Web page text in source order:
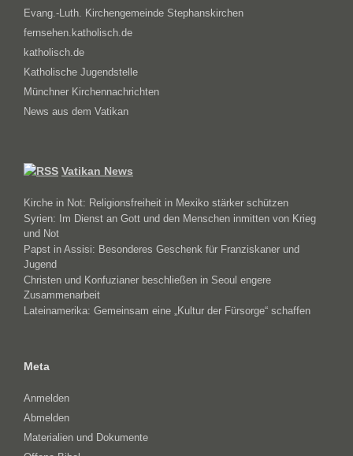
Evang.-Luth. Kirchengemeinde Stephanskirchen
fernsehen.katholisch.de
katholisch.de
Katholische Jugendstelle
Münchner Kirchennachrichten
News aus dem Vatikan
Vatikan News
Kirche in Not: Religionsfreiheit in Mexiko stärker schützen
Syrien: Im Dienst an Gott und den Menschen inmitten von Krieg
und Not
Papst in Assisi: Besonderes Geschenk für Franziskaner und
Jugend
Christen und Konfuzianer beschließen in Seoul engere
Zusammenarbeit
Lateinamerika: Gemeinsam eine „Kultur der Fürsorge“ schaffen
Meta
Anmelden
Abmelden
Materialien und Dokumente